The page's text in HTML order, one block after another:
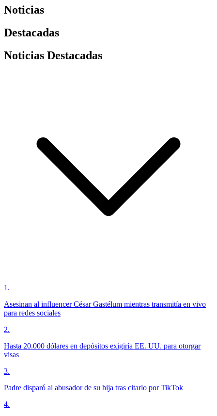
Noticias
Destacadas
Noticias Destacadas
1 .
Asesinan al influencer César Gastélum mientras transmitía en vivo
para redes sociales
2.
Hasta 20.000 dólares en depósitos exigiría EE. UU. para otorgar
visas
3.
Padre disparó al abusador de su hija tras citarlo por TikTok
4.